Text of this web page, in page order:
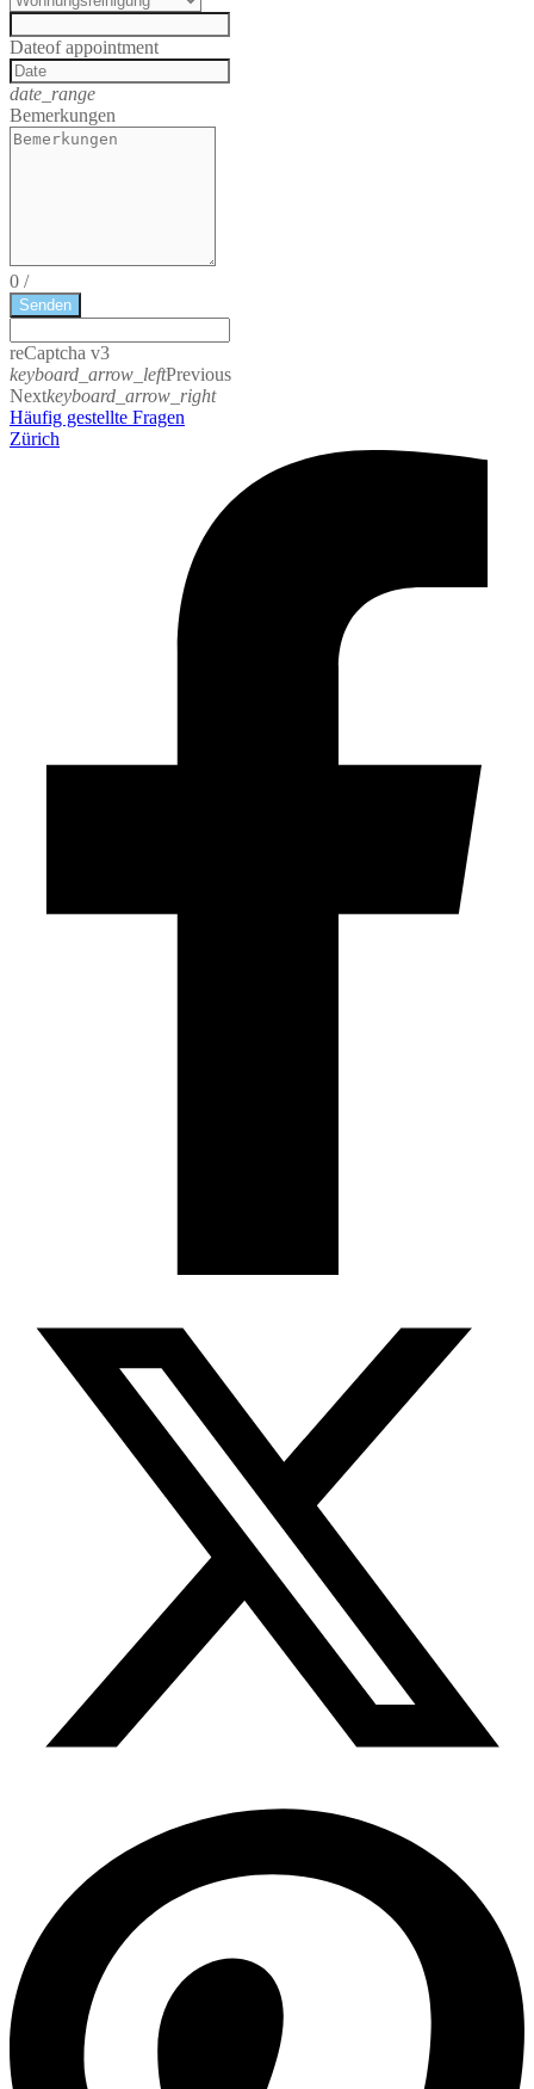
Dateof appointment
date_range
Bemerkungen
0 /
Senden
reCaptcha v3
keyboard_arrow_leftPrevious
Nextkeyboard_arrow_right
Häufig gestellte Fragen
Zürich